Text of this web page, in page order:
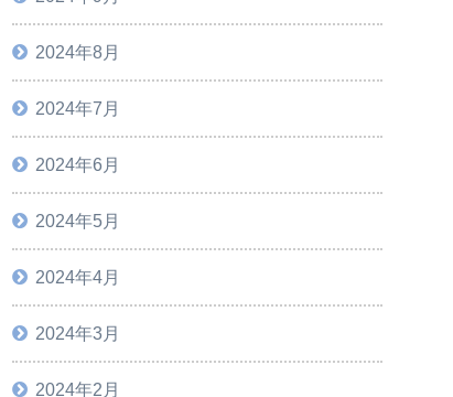
2024年8月
2024年7月
2024年6月
2024年5月
2024年4月
2024年3月
2024年2月